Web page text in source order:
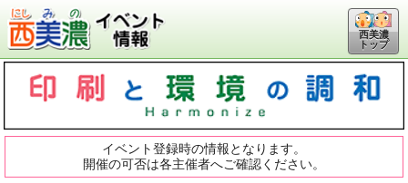
西美濃
トップ
イベント登録時の情報となります。
開催の可否は各主催者へご確認ください。